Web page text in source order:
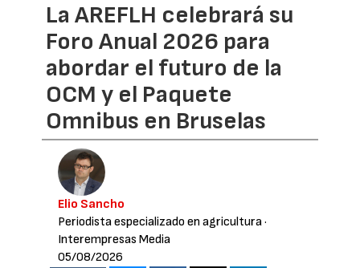
La AREFLH celebrará su
Foro Anual 2026 para
abordar el futuro de la
OCM y el Paquete
Omnibus en Bruselas
Elio Sancho
Periodista especializado en agricultura·
Interempresas Media
05/08/2026